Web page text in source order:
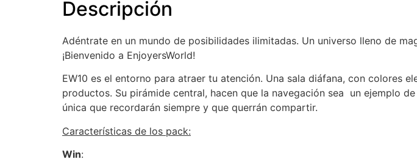
Descripción
Adéntrate en un mundo de posibilidades ilimitadas. Un universo lleno de
¡Bienvenido a EnjoyersWorld!
EW10 es el entorno para atraer tu atención. Una sala diáfana, con colores
productos. Su pirámide central, hacen que la navegación sea un ejemplo
única que recordarán siempre y que querrán compartir.
Características de los pack:
Win: